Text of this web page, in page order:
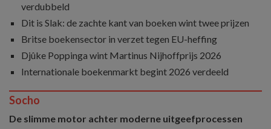
verdubbeld
Dit is Slak: de zachte kant van boeken wint twee prijzen
Britse boekensector in verzet tegen EU-heffing
Djûke Poppinga wint Martinus Nijhoffprijs 2026
Internationale boekenmarkt begint 2026 verdeeld
Socho
De slimme motor achter moderne uitgeefprocessen